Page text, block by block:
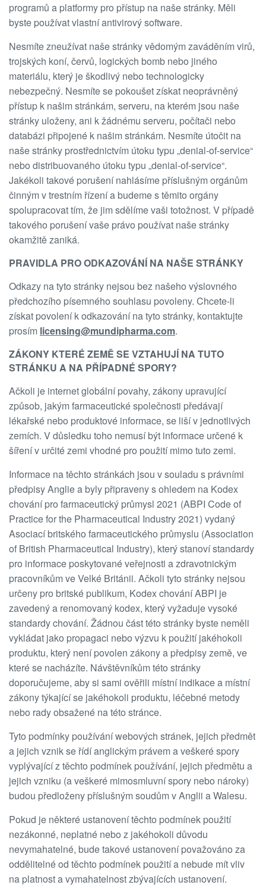
programů a platformy pro přístup na naše stránky. Měli
byste používat vlastní antivirový software.
Nesmíte zneužívat naše stránky vědomým zaváděním virů,
trojských koní, červů, logických bomb nebo jiného
materiálu, který je škodlivý nebo technologicky
nebezpečný. Nesmíte se pokoušet získat neoprávněný
přístup k našim stránkám, serveru, na kterém jsou naše
stránky uloženy, ani k žádnému serveru, počítači nebo
databázi připojené k našim stránkám. Nesmíte útočit na
naše stránky prostřednictvím útoku typu „denial-of-service“
nebo distribuovaného útoku typu „denial-of-service“.
Jakékoli takové porušení nahlásíme příslušným orgánům
činným v trestním řízení a budeme s těmito orgány
spolupracovat tím, že jim sdělíme vaši totožnost. V případě
takového porušení vaše právo používat naše stránky
okamžitě zaniká.
PRAVIDLA PRO ODKAZOVÁNÍ NA NAŠE STRÁNKY
Odkazy na tyto stránky nejsou bez našeho výslovného
předchozího písemného souhlasu povoleny. Chcete-li
získat povolení k odkazování na tyto stránky, kontaktujte
prosím licensing@mundipharma.com.
ZÁKONY KTERÉ ZEMĚ SE VZTAHUJÍ NA TUTO
STRÁNKU A NA PŘÍPADNÉ SPORY?
Ačkoli je internet globální povahy, zákony upravující
způsob, jakým farmaceutické společnosti předávají
lékařské nebo produktové informace, se liší v jednotlivých
zemích. V důsledku toho nemusí být informace určené k
šíření v určité zemi vhodné pro použití mimo tuto zemi.
Informace na těchto stránkách jsou v souladu s právními
předpisy Anglie a byly připraveny s ohledem na Kodex
chování pro farmaceutický průmysl 2021 (ABPI Code of
Practice for the Pharmaceutical Industry 2021) vydaný
Asociací britského farmaceutického průmyslu (Association
of British Pharmaceutical Industry), který stanoví standardy
pro informace poskytované veřejnosti a zdravotnickým
pracovníkům ve Velké Británii. Ačkoli tyto stránky nejsou
určeny pro britské publikum, Kodex chování ABPI je
zavedený a renomovaný kodex, který vyžaduje vysoké
standardy chování. Žádnou část této stránky byste neměli
vykládat jako propagaci nebo výzvu k použití jakéhokoli
produktu, který není povolen zákony a předpisy země, ve
které se nacházíte. Návštěvníkům této stránky
doporučujeme, aby si sami ověřili místní indikace a místní
zákony týkající se jakéhokoli produktu, léčebné metody
nebo rady obsažené na této stránce.
Tyto podmínky používání webových stránek, jejich předmět
a jejich vznik se řídí anglickým právem a veškeré spory
vyplývající z těchto podmínek používání, jejich předmětu a
jejich vzniku (a veškeré mimosmluvní spory nebo nároky)
budou předloženy příslušným soudům v Anglii a Walesu.
Pokud je některé ustanovení těchto podmínek použití
nezákonné, neplatné nebo z jakéhokoli důvodu
nevymahatelné, bude takové ustanovení považováno za
oddělitelné od těchto podmínek použití a nebude mít vliv
na platnost a vymahatelnost zbývajících ustanovení.